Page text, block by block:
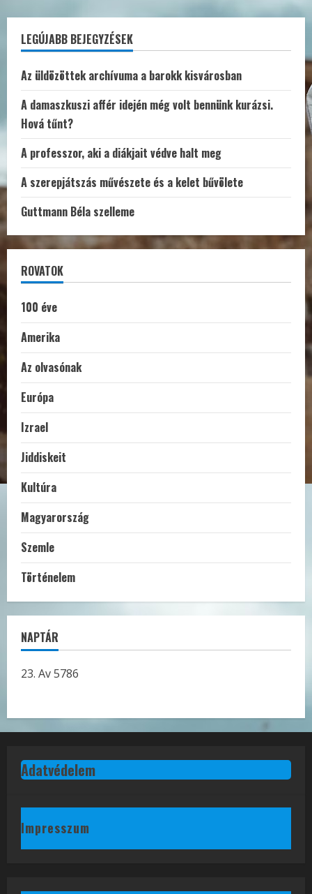
LEGÚJABB BEJEGYZÉSEK
Az üldözöttek archívuma a barokk kisvárosban
A damaszkuszi affér idején még volt bennünk kurázsi.
Hová tűnt?
A professzor, aki a diákjait védve halt meg
A szerepjátszás művészete és a kelet bűvölete
Guttmann Béla szelleme
ROVATOK
100 éve
Amerika
Az olvasónak
Európa
Izrael
Jiddiskeit
Kultúra
Magyarország
Szemle
Történelem
NAPTÁR
23. Av 5786
Adatvédelem
Impresszum